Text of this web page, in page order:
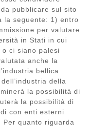
pubblicare sul sito
la seguente: 1) entro
per valutare
in Stati in cui
ci siano palesi
anche la
bellica
della
la possibilità di
la possibilità di
con enti esterni
quanto riguarda